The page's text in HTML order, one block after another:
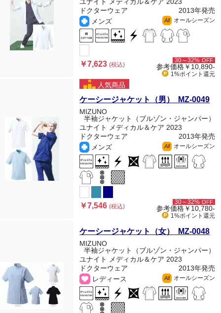
ドクターウェア
2013年発売
メンズ
All オールシーズン
￥7,623(税込)
30～32% OFF
参考価格￥10,890-
1%ポイント 還元
人気商品
ケーシージャケット（男） MZ-0049
MIZUNO
半袖ジャケット（ブルゾン・ジャンパー）
ユナイト メディカル＆ケア 2023
ドクターウェア
2013年発売
メンズ
All オールシーズン
￥7,546(税込)
30～32% OFF
参考価格￥10,780-
1%ポイント 還元
ケーシージャケット（女） MZ-0048
MIZUNO
半袖ジャケット（ブルゾン・ジャンパー）
ユナイト メディカル＆ケア 2023
ドクターウェア
2013年発売
レディース
All オールシーズン